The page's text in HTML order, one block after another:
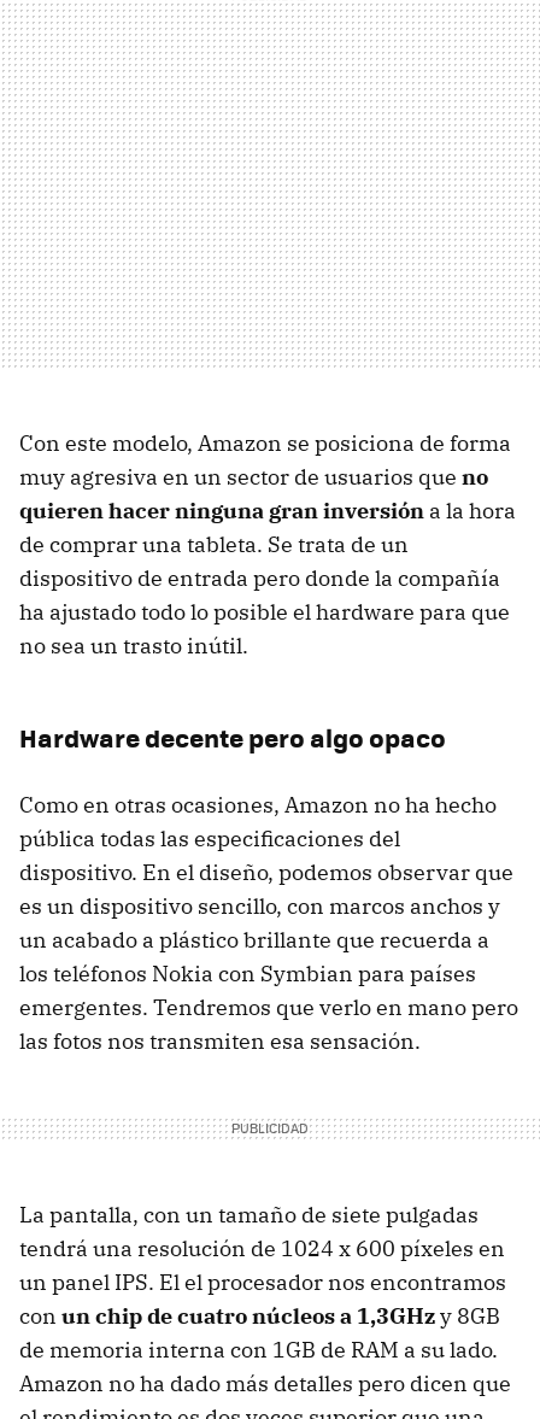
Con este modelo, Amazon se posiciona de forma
muy agresiva en un sector de usuarios que no
quieren hacer ninguna gran inversión a la hora
de comprar una tableta. Se trata de un
dispositivo de entrada pero donde la compañía
ha ajustado todo lo posible el hardware para que
no sea un trasto inútil.
Hardware decente pero algo opaco
Como en otras ocasiones, Amazon no ha hecho
pública todas las especificaciones del
dispositivo. En el diseño, podemos observar que
es un dispositivo sencillo, con marcos anchos y
un acabado a plástico brillante que recuerda a
los teléfonos Nokia con Symbian para países
emergentes. Tendremos que verlo en mano pero
las fotos nos transmiten esa sensación.
La pantalla, con un tamaño de siete pulgadas
tendrá una resolución de 1024 x 600 píxeles en
un panel IPS. El el procesador nos encontramos
con un chip de cuatro núcleos a 1,3GHzy 8GB
de memoria interna con 1GB de RAM a su lado.
Amazon no ha dado más detalles pero dicen que